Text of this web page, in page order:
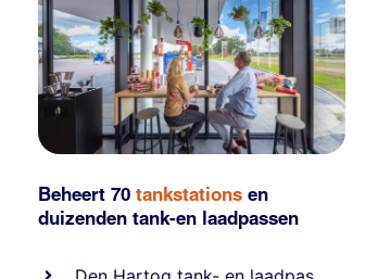
Beheert 70tankstationsen
duizendentank-en laadpassen